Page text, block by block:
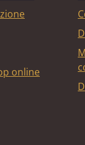
online